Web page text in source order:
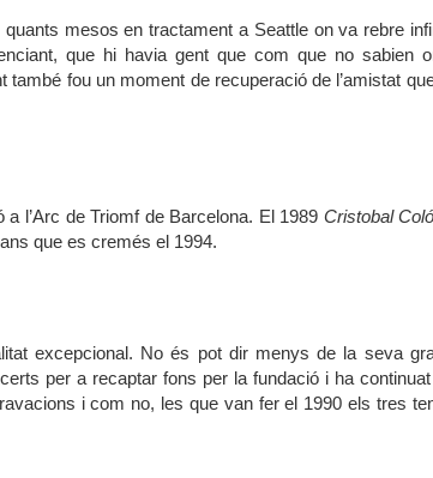
mesos en tractament a Seattle on va rebre
que hi havia gent que com que no sabien
fou un moment de recuperació de l’amistat
l’Arc de Triomf de Barcelona. El 1989 Cristobal
que es cremés el 1994.
excepcional. No és pot dir menys de la seva
per a recaptar fons per la fundació i ha
i com no, les que van fer el 1990 els tres